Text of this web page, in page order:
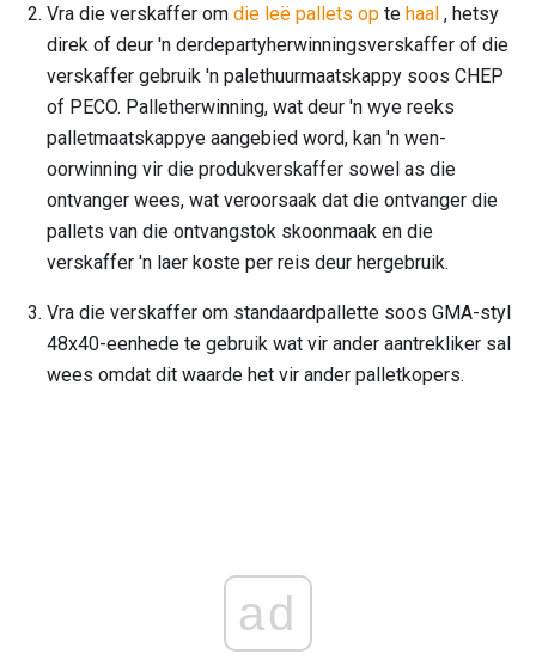
Vra die verskaffer om die leë pallets op te haal , hetsy
direk of deur 'n derdepartyherwinningsverskaffer of die
verskaffer gebruik 'n palethuurmaatskappy soos CHEP
of PECO. Palletherwinning, wat deur 'n wye reeks
palletmaatskappye aangebied word, kan 'n wen-
oorwinning vir die produkverskaffer sowel as die
ontvanger wees, wat veroorsaak dat die ontvanger die
pallets van die ontvangstok skoonmaak en die
verskaffer 'n laer koste per reis deur hergebruik.
Vra die verskaffer om standaardpallette soos GMA-styl
48x40-eenhede te gebruik wat vir ander aantrekliker sal
wees omdat dit waarde het vir ander palletkopers.
ad